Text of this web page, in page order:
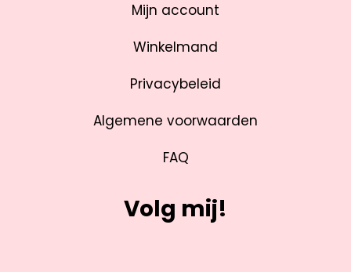
Mijn account
Winkelmand
Privacybeleid
Algemene voorwaarden
FAQ
Volg mij!